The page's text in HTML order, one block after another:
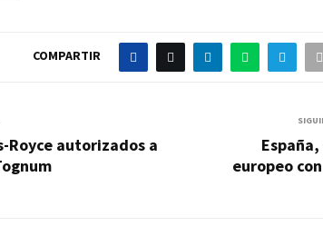
COMPARTIR
Royce autorizados a
europeo